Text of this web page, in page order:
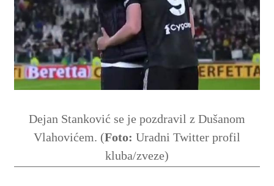
Dejan Stanković se je pozdravil z Dušanom
Vlahovićem. (Foto: Uradni Twitter profil
kluba/zveze)